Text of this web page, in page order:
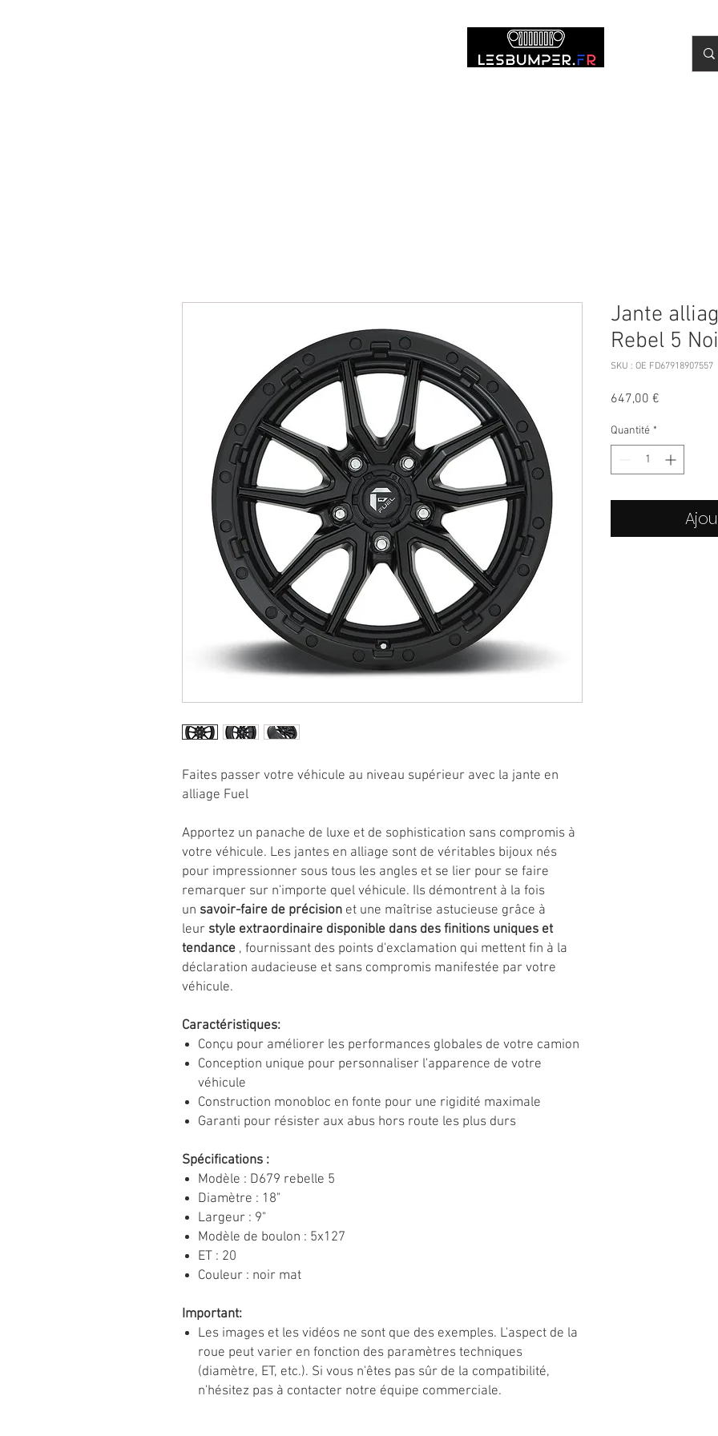
Faites passer votre véhicule au niveau supérieur avec la jante en
alliage Fuel
Apportez un panache de luxe et de sophistication sans compromis à
votre véhicule. Les jantes en alliage sont de véritables bijoux nés
pour impressionner sous tous les angles et se lier pour se faire
remarquer sur n'importe quel véhicule. Ils démontrent à la fois
un savoir-faire de précision et une maîtrise astucieuse grâce à
leur style extraordinaire disponible dans des finitions uniques et
tendance , fournissant des points d'exclamation qui mettent fin à la
déclaration audacieuse et sans compromis manifestée par votre
véhicule.
Caractéristiques:
Conçu pour améliorer les performances globales de votre camion
Conception unique pour personnaliser l'apparence de votre
véhicule
Construction monobloc en fonte pour une rigidité maximale
Garanti pour résister aux abus hors route les plus durs
Spécifications :
Modèle : D679 rebelle 5
Diamètre : 18"
Largeur : 9"
Modèle de boulon : 5x127
ET : 20
Couleur : noir mat
Important:
Les images et les vidéos ne sont que des exemples. L'aspect de la
roue peut varier en fonction des paramètres techniques
(diamètre, ET, etc.). Si vous n'êtes pas sûr de la compatibilité,
n'hésitez pas à contacter notre équipe commerciale.
Jante
Rebel 5
SKU : OE FD67918907557
647,00 €
Quantité *